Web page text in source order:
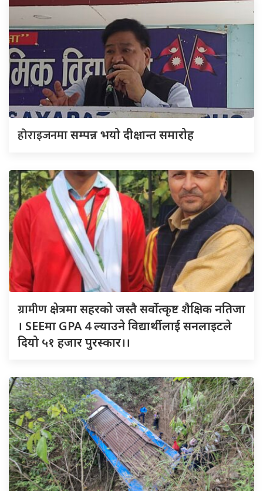
होराइजनमासम्पन्न भयो दीक्षान्त समारोह
ग्रामीण क्षेत्रमा सहरको जस्तै सर्वोत्कृष्ट शैक्षिक नतिजा
। SEEमा GPA 4 ल्याउने विद्यार्थीलाई सनलाइटले
दियो ५१ हजार पुरस्कार।।